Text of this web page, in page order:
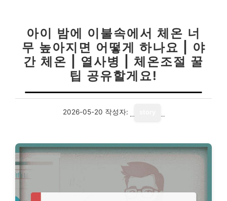
아이 밤에 이불속에서 체온 너
무 높아지면 어떻게 하나요 | 야
간 체온 | 열사병 | 체온조절 꿀
팁 공유할게요!
2026-05-20 작성자: